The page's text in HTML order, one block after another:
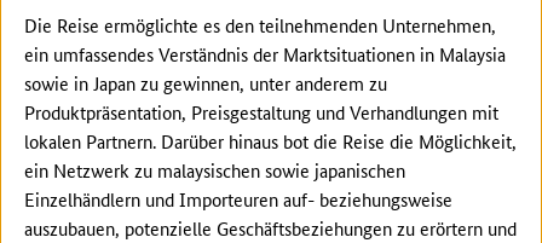
Die Reise ermöglichte es den teilnehmenden Unternehmen,
ein umfassendes Verständnis der Marktsituationen in Malaysia
sowie in Japan zu gewinnen, unter anderem zu
Produktpräsentation, Preisgestaltung und Verhandlungen mit
lokalen Partnern. Darüber hinaus bot die Reise die Möglichkeit,
ein Netzwerk zu malaysischen sowie japanischen
Einzelhändlern und Importeuren auf- beziehungsweise
auszubauen, potenzielle Geschäftsbeziehungen zu erörtern und